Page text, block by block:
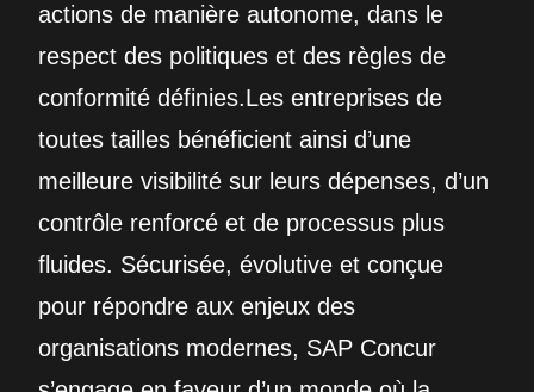
actions de manière autonome, dans le
respect des politiques et des règles de
conformité définies.Les entreprises de
toutes tailles bénéficient ainsi d’une
meilleure visibilité sur leurs dépenses, d’un
contrôle renforcé et de processus plus
fluides. Sécurisée, évolutive et conçue
pour répondre aux enjeux des
organisations modernes, SAP Concur